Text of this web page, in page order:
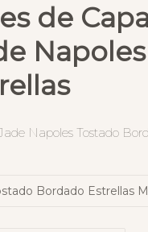
de
Napoles Tostado